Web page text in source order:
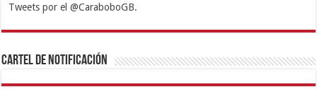
Tweets por el @CaraboboGB.
1xbetBetturkeyBetistKralbetSupertotobetTipobetMatadorbetMariobet
https://mvbcasino.com/
Cartel de Notificación